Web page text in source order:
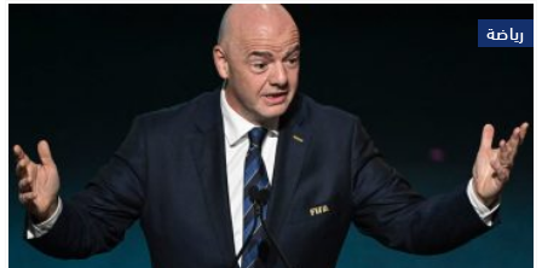
رياضة